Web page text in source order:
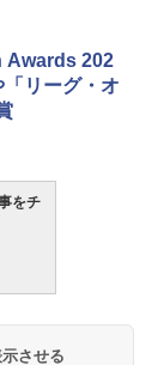
Awards 202
リーグ・オ
をチ
させる